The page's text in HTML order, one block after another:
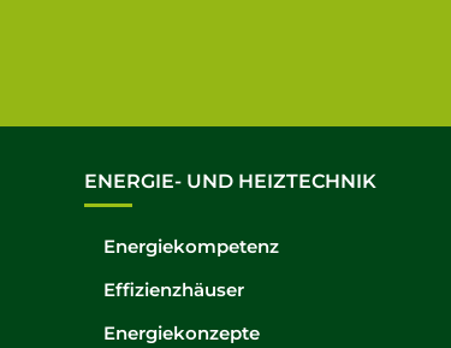
ENERGIE- UND HEIZTECHNIK
Energiekompetenz
Effizienzhäuser
Energiekonzepte